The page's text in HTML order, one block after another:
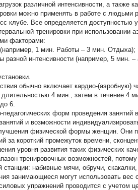
различной интенсивности, а также
можно применять в работе с людьми
клубе. Все определяется доступностью
тренировки при использовании
факторами:
1 мин. Работы – 3 мин. Отдыха);
интенсивности (например, 5 мин. –
обычно включает кардио-(аэробную)
4 мин., затем в течение 4
6.
форм проведения занятий
и возможности
физической формы женщин. Они
за короткий промежуток времени,
уровня развития таких физических
тренировочных возможностей,
станции: набивные мячи, обручи,
занимающиеся могут использовать вес
упражнений проводится с учетом